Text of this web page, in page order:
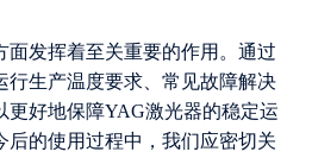
面发挥着至关重要的作用。通过
行生产温度要求、常见故障解决
更好地保障YAG激光器的稳定运
后的使用过程中，我们应密切关